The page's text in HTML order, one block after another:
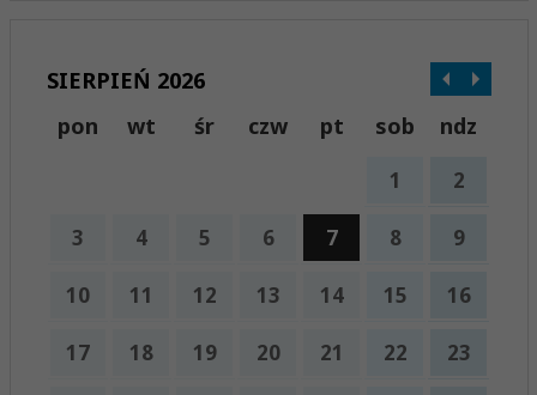
SIERPIEŃ 2026
pon
wt śr czw pt sob ndz
1 2
3 4 5 6 7 8 9
10 11 12 13 14 15 16
17 18 19 20 21 22 23